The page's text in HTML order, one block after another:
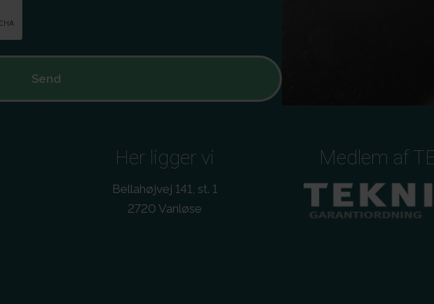
Her ligger vi
Bellahøjvej 141, st. 1
2720 Vanløse
Medlem af